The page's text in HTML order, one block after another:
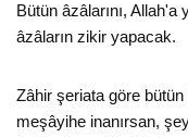
Bütün âzâlarını,
âzâların zikir yapacak.
Zâhir şeriata göre
meşâyihe inanırsan,